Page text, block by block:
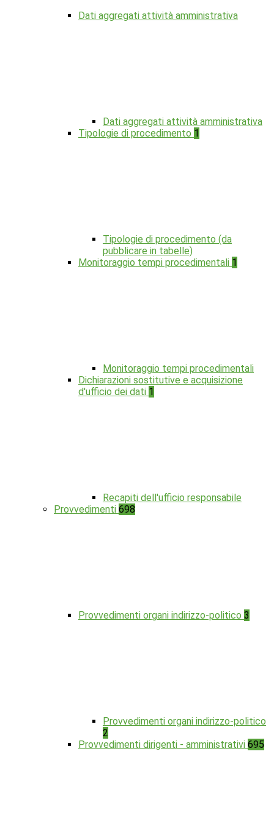
Dati aggregati attività amministrativa
Dati aggregati attività amministrativa
Tipologie di procedimento 1
Tipologie di procedimento (da
pubblicare in tabelle)
Monitoraggio tempi procedimentali 1
Monitoraggio tempi procedimentali
Dichiarazioni sostitutive e acquisizione
d'ufficio dei dati 1
Recapiti dell'ufficio responsabile
Provvedimenti 698
Provvedimenti organi indirizzo-politico 3
Provvedimenti organi indirizzo-politico
2
Provvedimenti dirigenti - amministrativi 695